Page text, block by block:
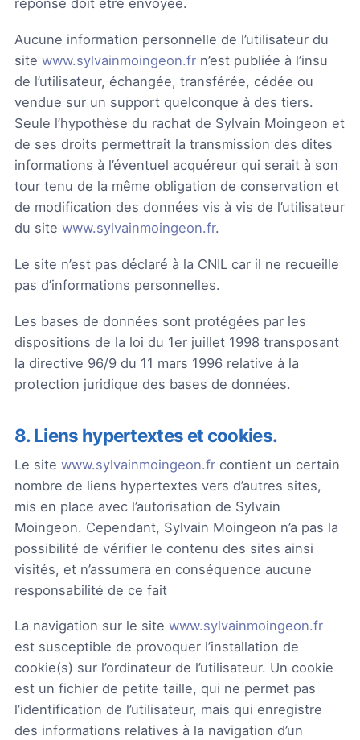
réponse doit être envoyée.
Aucune information personnelle de l’utilisateur du
site www.sylvainmoingeon.frn’est publiée à l’insu
de l’utilisateur, échangée, transférée, cédée ou
vendue sur un support quelconque à des tiers.
Seule l’hypothèse du rachat de Sylvain Moingeon et
de ses droits permettrait la transmission des dites
informations à l’éventuel acquéreur qui serait à son
tour tenu de la même obligation de conservation et
de modification des données vis à vis de l’utilisateur
du site www.sylvainmoingeon.fr.
Le site n’est pas déclaré à la CNIL car il ne recueille
pas d’informations personnelles.
Les bases de données sont protégées par les
dispositions de la loi du 1er juillet 1998 transposant
la directive 96/9 du 11 mars 1996 relative à la
protection juridique des bases de données.
8. Liens hypertextes et cookies.
Le site www.sylvainmoingeon.frcontient un certain
nombre de liens hypertextes vers d’autres sites,
mis en place avec l’autorisation de Sylvain
Moingeon. Cependant, Sylvain Moingeon n’a pas la
possibilité de vérifier le contenu des sites ainsi
visités, et n’assumera en conséquence aucune
responsabilité de ce fait
La navigation sur le site www.sylvainmoingeon.fr
est susceptible de provoquer l’installation de
cookie(s) sur l’ordinateur de l’utilisateur. Un cookie
est un fichier de petite taille, qui ne permet pas
l’identification de l’utilisateur, mais qui enregistre
des informations relatives à la navigation d’un